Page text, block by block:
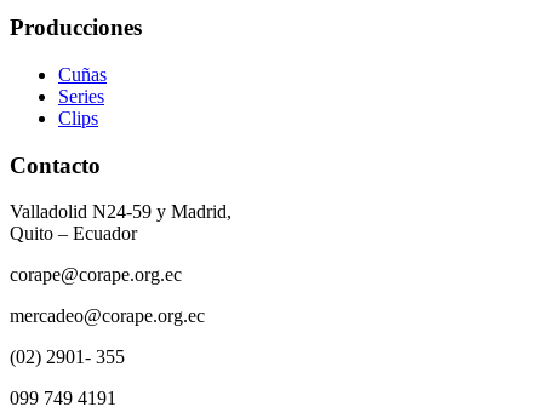
Producciones
Cuñas
Series
Clips
Contacto
Valladolid N24-59 y Madrid,
Quito – Ecuador
corape@corape.org.ec
mercadeo@corape.org.ec
(02) 2901- 355
099 749 4191